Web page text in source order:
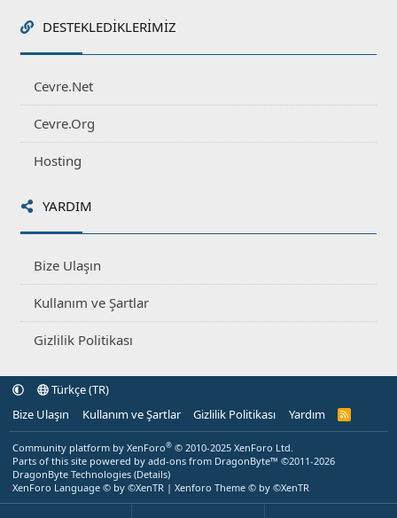
DESTEKLEDIKLERIMIZ
Cevre.Net
Cevre.Org
Hosting
YARDIM
Bize Ulaşın
Kullanım ve Şartlar
Gizlilik Politikası
Türkçe (TR)
Bize Ulaşın
Kullanım ve Şartlar Gizlilik Politikası Yardım
R
Community platform by XenForo® © 2010-2025 XenForo Ltd.
Parts of this site powered by add-ons from DragonByte™ ©2011-2026
DragonByte Technologies (Details)
XenForo Language © by ©XenTR | Xenforo Theme © by ©XenTR